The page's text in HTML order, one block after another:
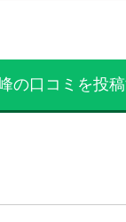
の口コミを投